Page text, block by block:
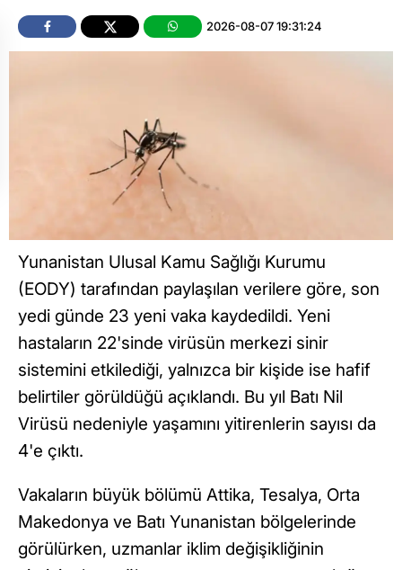
2026-08-07 19:31:24
Yunanistan Ulusal Kamu Sağlığı Kurumu
(EODY) tarafından paylaşılan verilere göre, son
yedi günde 23 yeni vaka kaydedildi. Yeni
hastaların 22'sinde virüsün merkezi sinir
sistemini etkilediği, yalnızca bir kişide ise hafif
belirtiler görüldüğü açıklandı. Bu yıl Batı Nil
Virüsü nedeniyle yaşamını yitirenlerin sayısı da
4'e çıktı.
Vakaların büyük bölümü Attika, Tesalya, Orta
Makedonya ve Batı Yunanistan bölgelerinde
görülürken, uzmanlar iklim değişikliğinin